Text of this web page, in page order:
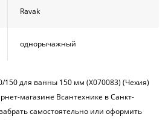
Ravak
однорычажный
150 для ванны 150 мм (X070083) (Чехия)
магазине Всантехнике в Санкт-
самостоятельно или оформить